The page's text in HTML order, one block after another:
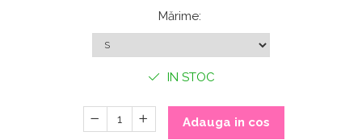
Mărime:
IN STOC
Adauga in cos